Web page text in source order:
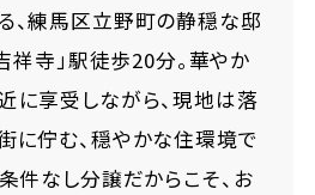
、練馬区立野町の静穏な邸
祥寺」駅徒歩20分。華やか
に享受しながら、現地は落
に佇む、穏やかな住環境で
件なし分譲だからこそ、お